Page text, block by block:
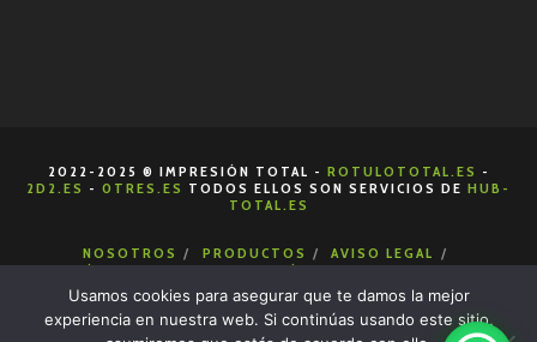
2022-2025 ® IMPRESIÓN TOTAL - ROTULOTOTAL.ES -
2D2.ES - 0TRES.ES TODOS ELLOS SON SERVICIOS DE HUB-
TOTAL.ES
NOSOTROS PRODUCTOS
AVISO LEGAL
POLÍTICA DE COOKIES
POLÍTICA DE PRIVACIDAD
CONDICIONES DE VENTA
CONTACTA
Usamos cookies para asegurar que te damos la mejor
experiencia en nuestra web. Si continúas usando este sitio,